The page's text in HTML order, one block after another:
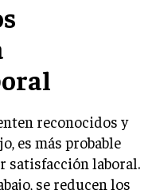
TECNOLÓGICA
reconocidos y
es más probable
satisfacción laboral.
se reducen los